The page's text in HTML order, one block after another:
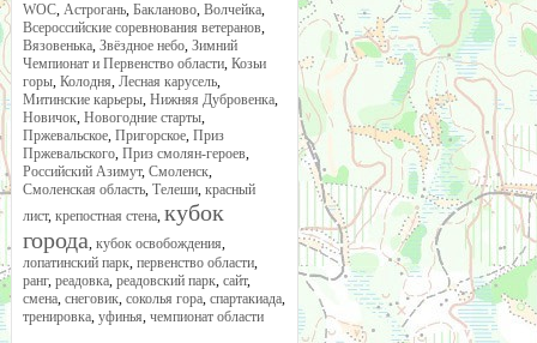
WOC, Астрогань, Бакланово, Волчейка,
Всероссийские соревнования ветеранов,
Вязовенька, Звёздное небо, Зимний
Чемпионат и Первенство области, Козьи
горы, Колодня, Лесная карусель,
Митинские карьеры, Нижняя Дубровенка,
Новичок, Новогодние старты,
Пржевальское, Пригорское, Приз
Пржевальского, Приз смолян-героев,
Российский Азимут, Смоленск,
Смоленская область, Телеши, красный
лист, крепостная стена, кубок
города, кубок освобождения,
лопатинский парк, первенство области,
ранг, реадовка, реадовский парк, сайт,
смена, снеговик, соколья гора, спартакиада,
тренировка, уфинья, чемпионат области